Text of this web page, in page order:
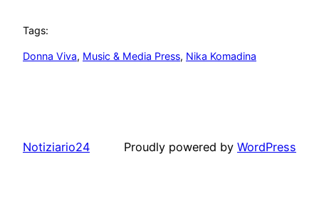
Tags:
Donna Viva, Music & Media Press, Nika Komadina
Notiziario24 Proudly powered by WordPress